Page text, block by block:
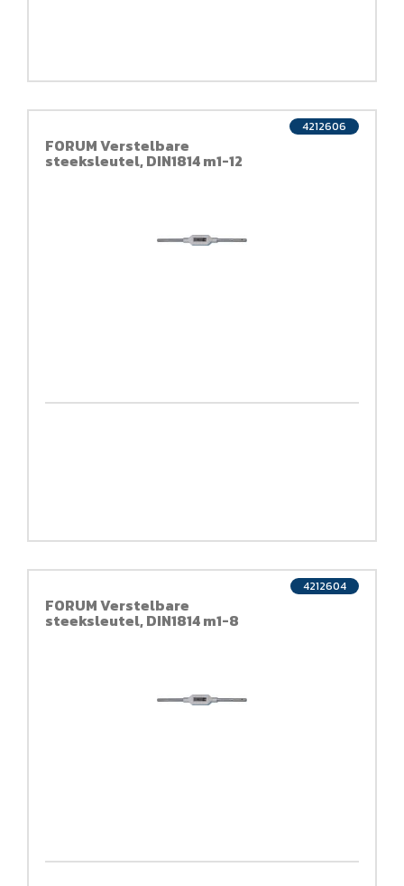
FORUM Verstelbare
steeksleutel, DIN1814 m1-12
4212606
FORUM Verstelbare
steeksleutel, DIN1814 m1-8
4212604